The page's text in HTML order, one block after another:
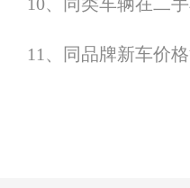
11、同品牌新车价